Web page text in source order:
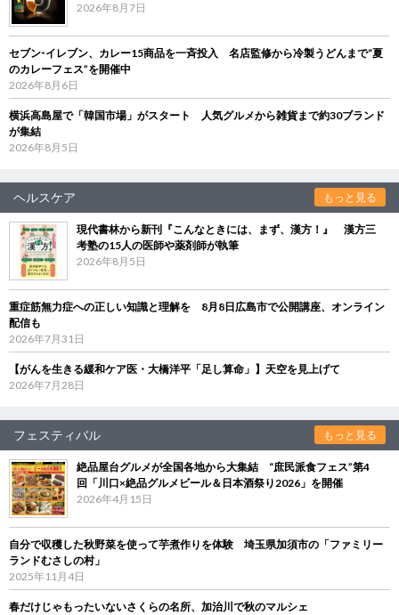
2026年8月7日
セブン‐イレブン、カレー15商品を一斉投入 名店監修から冷製うどんまで“夏
のカレーフェス”を開催中
2026年8月6日
横浜高島屋で「韓国市場」がスタート 人気グルメから雑貨まで約30ブランド
が集結
2026年8月5日
ヘルスケア もっと見る
現代書林から新刊『こんなときには、まず、漢方！』 漢方三
考塾の15人の医師や薬剤師が執筆
2026年8月5日
重症筋無力症への正しい知識と理解を 8月8日広島市で公開講座、オンライン
配信も
2026年7月31日
【がんを生きる緩和ケア医・大橋洋平「足し算命」】天空を見上げて
2026年7月28日
フェスティバル もっと見る
絶品屋台グルメが全国各地から大集結 “庶民派食フェス”第4
回「川口×絶品グルメビール＆日本酒祭り2026」を開催
2026年4月15日
自分で収穫した秋野菜を使って芋煮作りを体験 埼玉県加須市の「ファミリー
ランドむさしの村」
2025年11月4日
春だけじゃもったいないさくらの名所、加治川で秋のマルシェ